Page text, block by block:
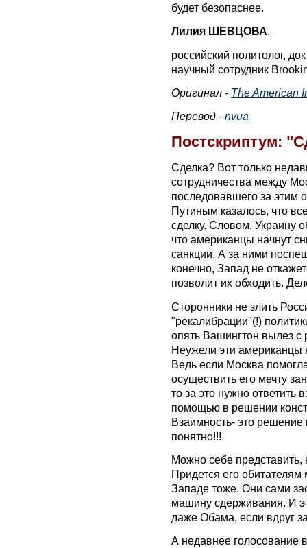
будет безопаснее.
Лилия ШЕВЦОВА,
российский политолог,
научный сотрудник
Оригинал - The American
Перевод - nvua
Постскриптум:
Сделка? Вот только
сотрудничества между
последовавшего за
Путиным казалось, что
сделку. Словом, Украину
что американцы начнут
санкции. А за ними
конечно, Запад не
позволит их обходить.
Сторонники не злить
"рекалибрации"(!)
опять Вашингтон вылез с
Неужели эти американцы
Ведь если Москва
осуществить его мечту
то за это нужно ответить
помощью в решении
Взаимность- это
понятно!!!
Можно себе
Придется его
Западе тоже. Они сами
машину сдерживания. И
даже Обама, если вдруг
А недавнее голосование